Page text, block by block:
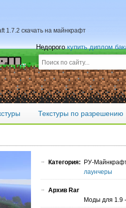
1.7.2 скачать на майнкрафт
Недорогокупить диплом
Текстуры по разрешению
Категория: РУ-
лаунчеры
Архив Rar
Моды для 1.9